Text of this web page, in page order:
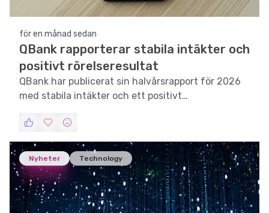
för en månad sedan
QBank rapporterar stabila intäkter och
positivt rörelseresultat
QBank har publicerat sin halvårsrapport för 2026
med stabila intäkter och ett positivt
Nyheter Technology